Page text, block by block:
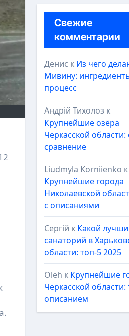
Свежие
комментарии
Денис к Из чего
Мивину:
процесс
Андрій Тихолоз к
Крупнейшие озёра
Черкасской
сравнение
Liudmyla Korniienko к
Крупнейшие города
Николаевской
с описаниями
Сергій к Какой
санаторий в
области: топ-5 2025
Oleh к Крупнейшие
Черкасской области:
описанием